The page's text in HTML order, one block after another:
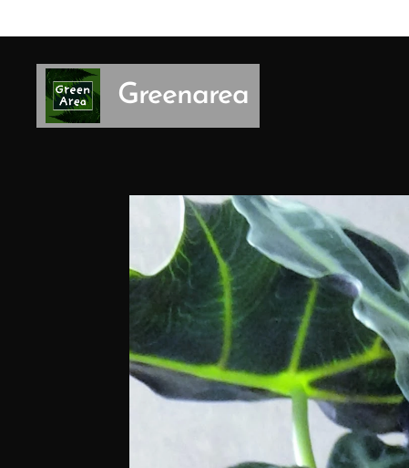
Greenarea